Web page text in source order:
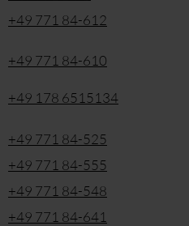
+49 771 84-612
+49 771 84-610
+49 178 6515134
+49 771 84-525
+49 771 84-555
+49 771 84-548
+49 771 84-641